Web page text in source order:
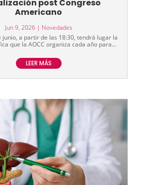
post Congreso
Americano
Jun 9, 2026| Novedades
junio, a partir de las 18:30, tendrá lugar la
que la AOCC organiza cada año para...
LEER MÁS